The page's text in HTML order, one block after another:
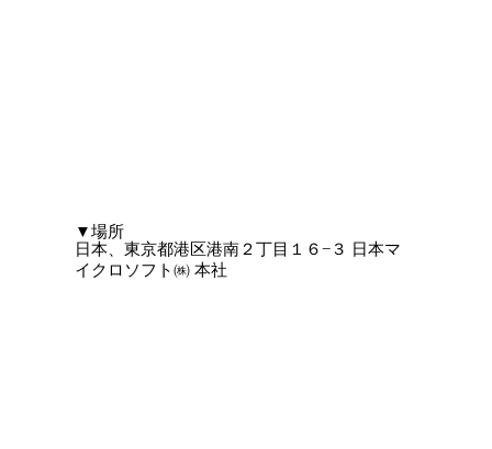
日本、東京都港区港南２丁目１６−３ 日本マ
イクロソフト㈱ 本社
​▼場所